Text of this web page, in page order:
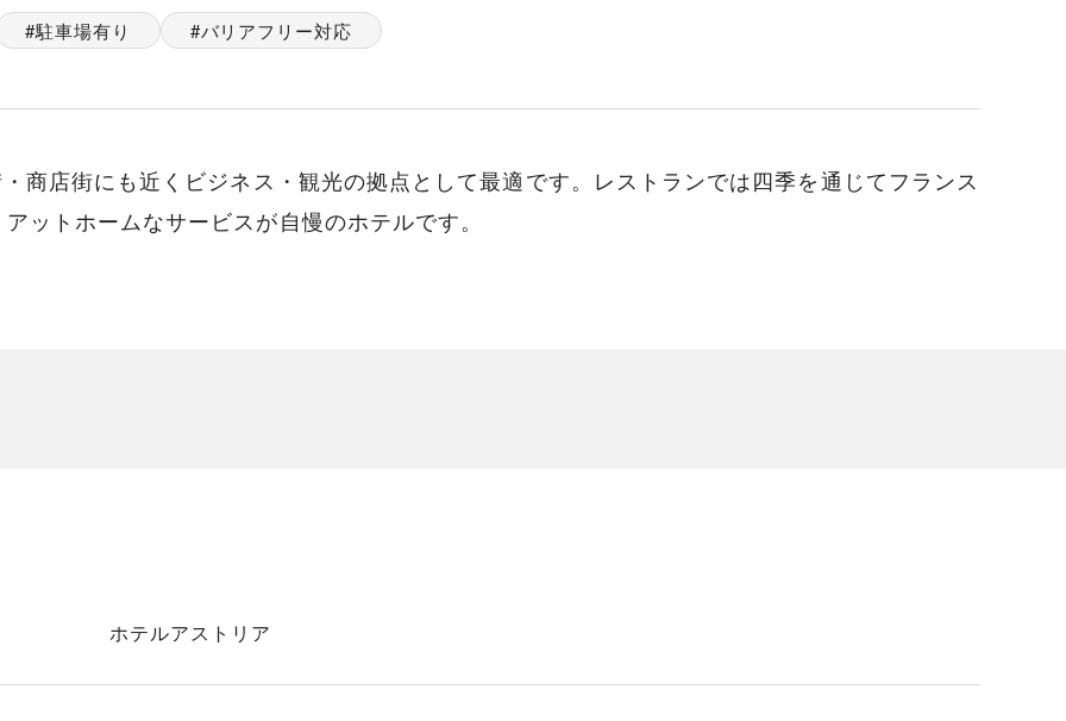
駐車場有り バリアフリー対応
商店街にも近くビジネス・観光の拠点として最適です。レストランでは四季を通じてフランス
ットホームなサービスが自慢のホテルです。
ホテルアストリア